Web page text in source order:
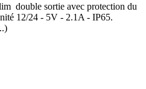
double sortie avec protection du
12/24 - 5V - 2.1A - IP65.